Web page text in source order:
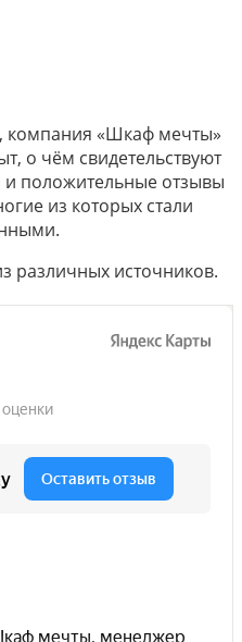
компания «Шкаф мечты»
о чём свидетельствуют
и положительные отзывы
из которых стали
различных источников.